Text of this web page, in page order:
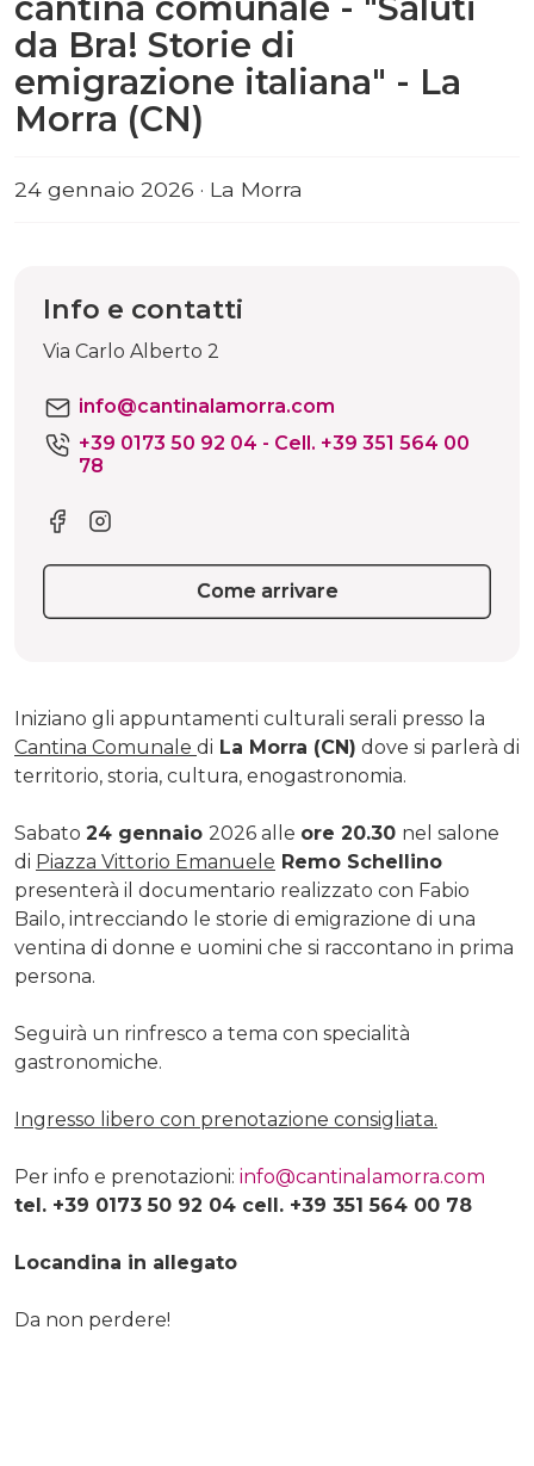
da Bra! Storie di
emigrazione italiana" - La
Morra (CN)
24 gennaio 2026 · La Morra
Iniziano gli appuntamenti culturali serali presso la
Cantina Comunale di La Morra (CN) dove si parlerà di
territorio, storia, cultura, enogastronomia.
Sabato 24 gennaio 2026 alle ore 20.30 nel salone
di Piazza Vittorio Emanuele Remo Schellino
presenterà il documentario realizzato con Fabio
Bailo, intrecciando le storie di emigrazione di una
ventina di donne e uomini che si raccontano in prima
persona.
Seguirà un rinfresco a tema con specialità
gastronomiche.
Ingresso libero con prenotazione consigliata.
Per info e prenotazioni: info@cantinalamorra.com
tel. +39 0173 50 92 04 cell. +39 351 564 00 78
Locandina in allegato
Da non perdere!
Info e contatti
Via Carlo Alberto 2
info@cantinalamorra.com
+39 0173 50 92 04 - Cell. +39 351 564 00
78
Come arrivare